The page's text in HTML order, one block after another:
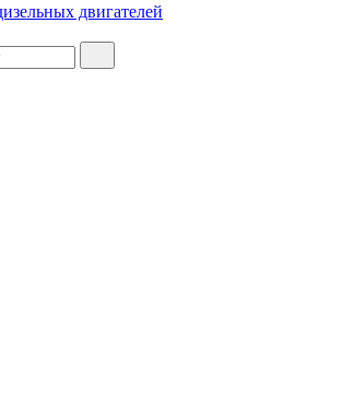
двигателей